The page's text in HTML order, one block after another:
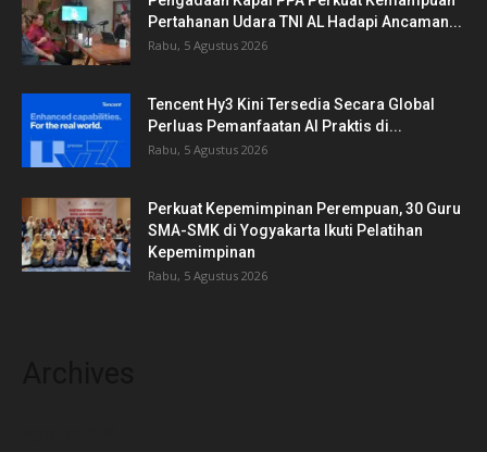
Pertahanan Udara TNI AL Hadapi Ancaman...
Rabu, 5 Agustus 2026
Tencent Hy3 Kini Tersedia Secara Global
Perluas Pemanfaatan AI Praktis di...
Rabu, 5 Agustus 2026
Perkuat Kepemimpinan Perempuan, 30 Guru
SMA-SMK di Yogyakarta Ikuti Pelatihan
Kepemimpinan
Rabu, 5 Agustus 2026